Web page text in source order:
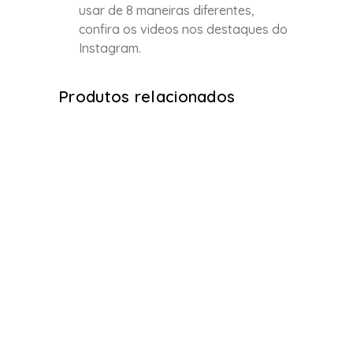
usar de 8 maneiras diferentes,
confira os videos nos destaques do
Instagram.
Produtos relacionados